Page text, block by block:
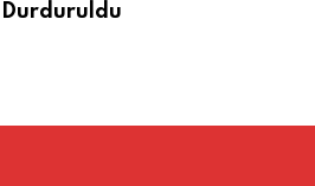
Durduruldu